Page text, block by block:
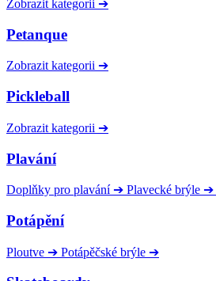
Zobrazit kategorii ➔
Petanque
Zobrazit kategorii ➔
Pickleball
Zobrazit kategorii ➔
Plavání
Doplňky pro plavání ➔ Plavecké brýle ➔
Potápění
Ploutve ➔ Potápěčské brýle ➔